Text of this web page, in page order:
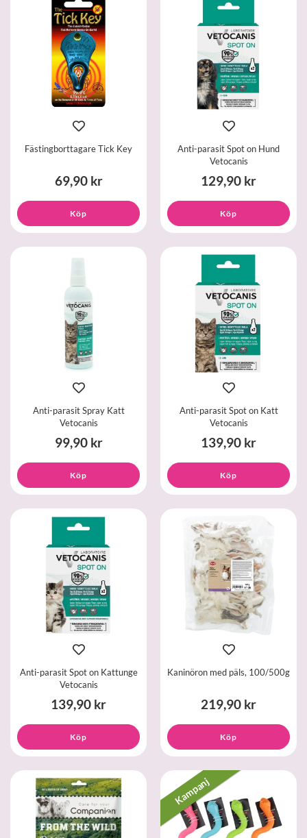
Fästingborttagare Tick Key
69,90 kr
Köp
Anti-parasit Spot on Hund
Vetocanis
129,90 kr
Köp
Anti-parasit Spray Katt
Vetocanis
99,90 kr
Köp
Anti-parasit Spot on Katt
Vetocanis
139,90 kr
Köp
Anti-parasit Spot on Kattunge
Vetocanis
139,90 kr
Köp
Kaninöron med päls, 100/500g
219,90 kr
Köp
Kampanj